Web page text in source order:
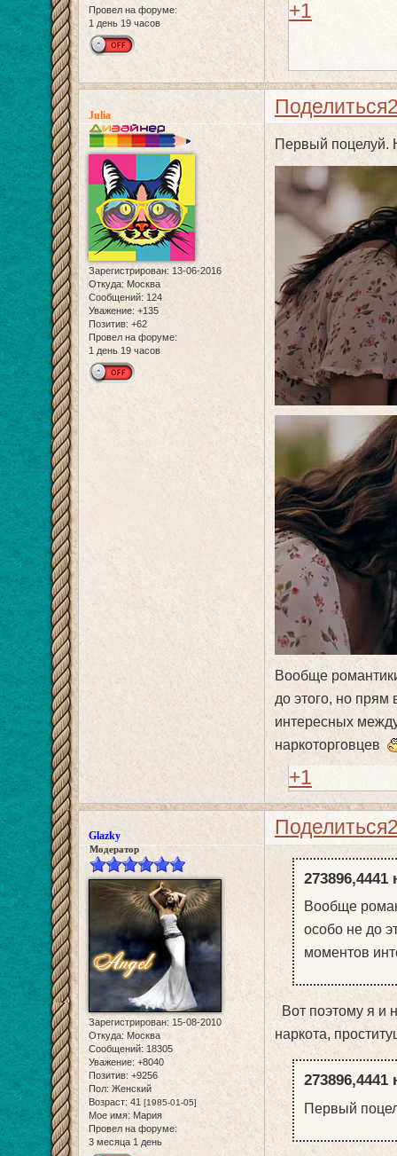
Провел на форуме:
1 день 19 часов
+1
Поделиться
Julia
Зарегистрирован: 13-06-2016
Откуда: Москва
Сообщений: 124
Уважение: +135
Позитив: +62
Провел на форуме:
1 день 19 часов
Первый поцелуй.
Вообще
до этого, но прям
интересных
наркоторговцев
+1
Поделиться
Glazky
Модератор
Зарегистрирован: 15-08-2010
Откуда: Москва
Сообщений: 18305
Уважение: +8040
Позитив: +9256
Пол: Женский
Возраст: 41 [1985-01-05]
Мое имя: Мария
Провел на форуме:
3 месяца 1 день
273896,4441
Вообще
особо не до
моментов
Вот поэтому я и
наркота,
273896,4441
Первый